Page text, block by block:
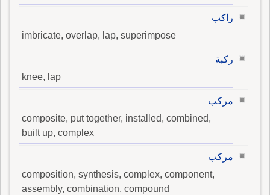
راكب
imbricate, overlap, lap, superimpose
ركبة
knee, lap
مركب
composite, put together, installed, combined,
built up, complex
مركب
composition, synthesis, complex, component,
assembly, combination, compound